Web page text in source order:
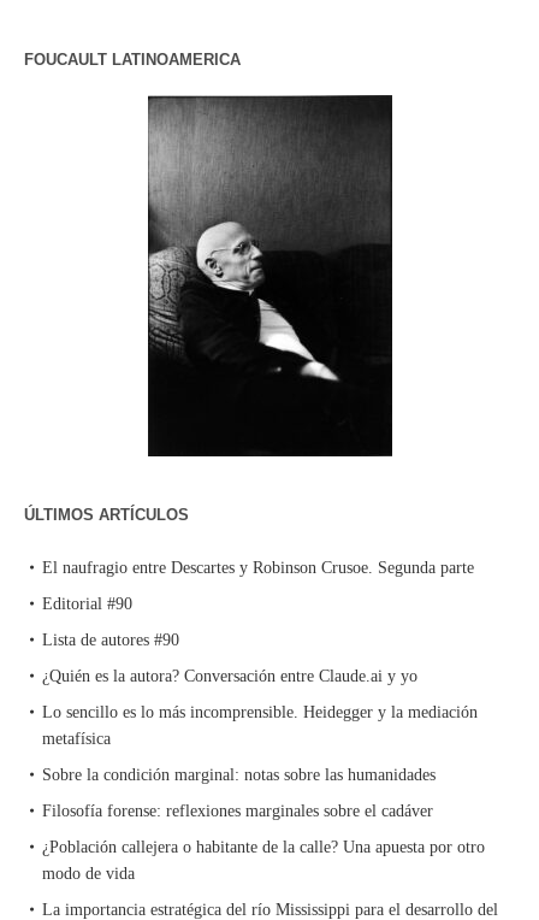
FOUCAULT LATINOAMERICA
ÚLTIMOS ARTÍCULOS
El naufragio entre Descartes y Robinson Crusoe. Segunda parte
Editorial #90
Lista de autores #90
¿Quién es la autora? Conversación entre Claude.ai y yo
Lo sencillo es lo más incomprensible. Heidegger y la mediación
metafísica
Sobre la condición marginal: notas sobre las humanidades
Filosofía forense: reflexiones marginales sobre el cadáver
¿Población callejera o habitante de la calle? Una apuesta por otro
modo de vida
La importancia estratégica del río Mississippi para el desarrollo del